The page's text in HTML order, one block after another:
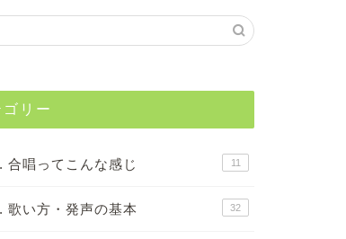
ゴリー
合唱ってこんな感じ 11
歌い方・発声の基本 32